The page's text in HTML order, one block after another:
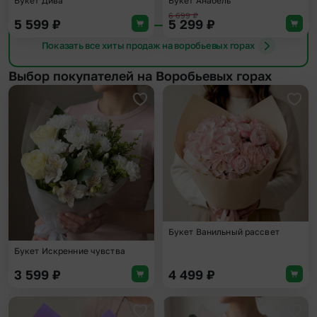
5 599 ₽
6 699₽
5 299 ₽
Показать все хиты продаж на воробьевых горах
Выбор покупателей на Воробьевых горах
Добавить в избранное
Букет Искренние чувства
3 599 ₽
Букет Ванильный рассвет
4 499 ₽